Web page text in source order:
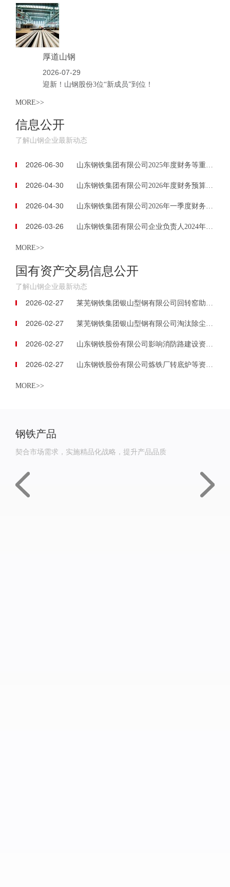
厚道山钢
2026-07-29
迎新！山钢股份3位“新成员”到位！
MORE>>
信息公开
了解山钢企业最新动态
2026-06-30 山东钢铁集团有限公司2025年度财务等重大信息公告
2026-04-30 山东钢铁集团有限公司2026年度财务预算信息公告
2026-04-30 山东钢铁集团有限公司2026年一季度财务信息公告
2026-03-26 山东钢铁集团有限公司企业负责人2024年度薪酬信息披露
MORE>>
国有资产交易信息公开
了解山钢企业最新动态
2026-02-27 莱芜钢铁集团银山型钢有限公司回转窑助燃风机等资产包
2026-02-27 莱芜钢铁集团银山型钢有限公司淘汰除尘器等资产包
2026-02-27 山东钢铁股份有限公司影响消防路建设资产等
2026-02-27 山东钢铁股份有限公司炼铁厂转底炉等资产包
MORE>>
钢铁产品
契合市场需求，实施精品化战略，提升产品品质